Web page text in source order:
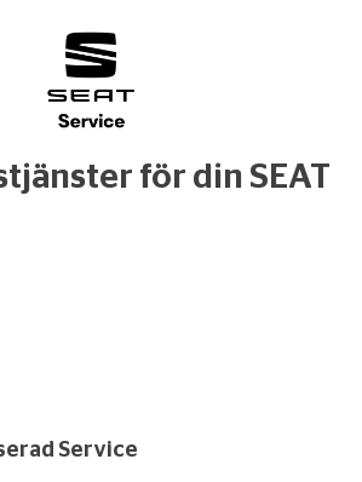
för din SEAT
Service